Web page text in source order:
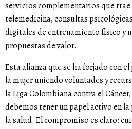
servicios complementarios que trae
telemedicina, consultas
digitales de entrenamiento físico y
propuestas de valor.
Esta alianza que se ha forjado con
la mujer uniendo voluntades y
la Liga Colombiana contra el
debemos tener un papel activo en
la salud. El compromiso es claro: